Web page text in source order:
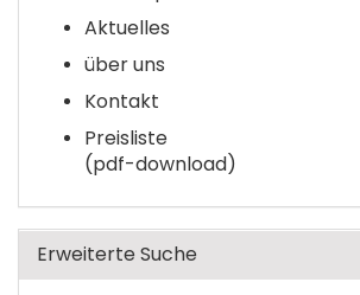
Aktuelles
über uns
Kontakt
Preisliste
(pdf-download)
Erweiterte Suche